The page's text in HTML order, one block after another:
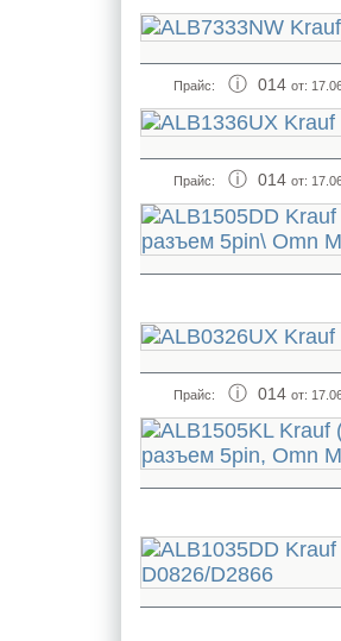
Прайс: 014 от:
Прайс: 014 от:
Прайс: 014 от: